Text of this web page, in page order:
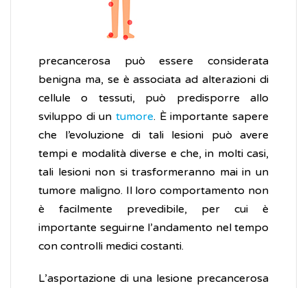
precancerosa può essere considerata
benigna ma, se è associata ad alterazioni di
cellule o tessuti, può predisporre allo
sviluppo di un tumore. È importante sapere
che l’evoluzione di tali lesioni può avere
tempi e modalità diverse e che, in molti casi,
tali lesioni non si trasformeranno mai in un
tumore maligno. Il loro comportamento non
è facilmente prevedibile, per cui è
importante seguirne l’andamento nel tempo
con controlli medici costanti.
L’asportazione di una lesione precancerosa